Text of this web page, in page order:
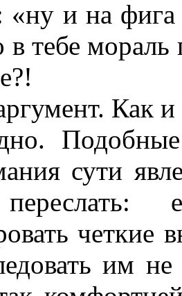
«ну и на
в тебе
Как и
Подобные
сути
четкие
им